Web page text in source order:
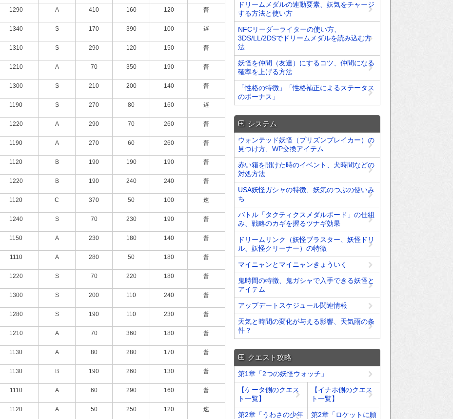
1290 A 410 160 120 普
1340 S 170 390 100 遅
1310 S 290 120 150 普
1210 A 70 350 190 普
1300 S 210 200 140 普
1190 S 270 80 160 遅
1220 A 290 70 260 普
1190 A 270 60 260 普
1120 B 190 190 190 普
1220 B 190 240 240 普
1120 C 370 50 100 速
1240 S 70 230 190 普
1150 A 230 180 140 普
1110 A 280 50 180 普
1220 S 70 220 180 普
1300 S 200 110 240 普
1280 S 190 110 230 普
1210 A 70 360 180 普
1130 A 80 280 170 普
1130 B 190 260 130 普
1110 A 60 290 160 普
1120 A 50 250 120 速
ドリームメダルの連動要素、妖気をチャージ
する方法と使い方
NFCリーダーライターの使い方、
3DS/LL/2DSでドリームメダルを読み込む方
法
妖怪を仲間（友達）にするコツ、仲間になる
確率を上げる方法
「性格の特徴」「性格補正によるステータス
のボーナス」
システム
ウォンテッド妖怪（プリズンブレイカー）の
見つけ方、WP交換アイテム
赤い箱を開けた時のイベント、犬時間などの
対処方法
USA妖怪ガシャの特徴、妖気のつぶの使いみ
ち
バトル「タクティクスメダルボード」の仕組
み、戦略のカギを握るツナギ効果
ドリームリンク（妖怪ブラスター、妖怪ドリ
ル、妖怪クリーナー）の特徴
マイニャンとマイニャンきょういく
鬼時間の特徴、鬼ガシャで入手できる妖怪と
アイテム
アップデートスケジュール関連情報
天気と時間の変化が与える影響、天気雨の条
件？
クエスト攻略
第1章「2つの妖怪ウォッチ」
【ケータ側のクエス
ト一覧】
【イナホ側のクエス
ト一覧】
第2章「うわさの少年
第2章「ロケットに願